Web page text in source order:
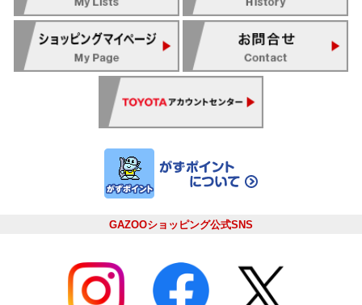
GAZOOショッピング公式SNS